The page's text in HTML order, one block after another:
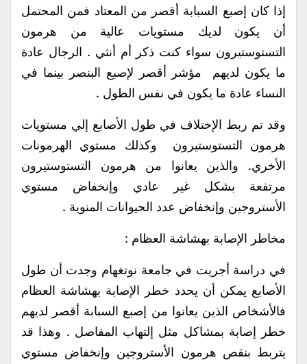
إذا كان إصبع السبابة أقصر من المعتاد فمن المحتمل
أن يكون لديك مستويات عالية من هرمون
التستوستيرون سواء كنت ذكر أم أنثي . الرجال عادة
ما يكون لديهم مؤشر أقصر لإصبع البنصر بينما في
النساء عادة ما يكون في نفس الطول .
وقد تم ربط الإختلاف في طول الأصابع إلي مستويات
هرمون التستوستيرون وكذلك مستوي الهرمونات
الأخري. والذين يعانوا من هرمون التستوستيرون
مرتفعة بشكل غير عادي وإنخفاض مستوي
الأستروجين وإنخفاض عدد الحيوانات المنوية .
مخاطر الإصابة بهشاشة العظام :
في دراسة أجريت في جامعة نوتغهام وجدت أن طول
الأصابع يمكن أن يحدد خطر الإصابة بهشاشة العظام
فالأشخاص الذين يعانوا من إصبع السبابة أقصر لديهم
خطر إصابة بمشاكل مثل إلتهاب المفاصل . وهذا قد
يتربط بنقص هرمون الأستروجين وإنخفاض مستوي